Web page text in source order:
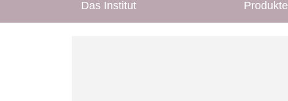
Das Institut Produkte